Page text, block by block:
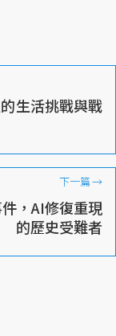
生活挑戰與戰
下一篇→
，AI修復重現
的歷史受難者